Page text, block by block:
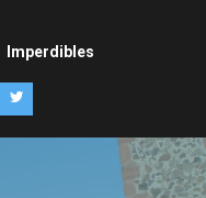
Imperdibles